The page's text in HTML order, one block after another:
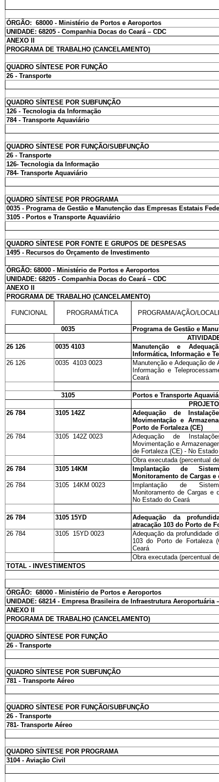
ÓRGÃO: 68000 - Ministério de Portos e Aeroportos
UNIDADE: 68205 - Companhia Docas do Ceará – CDC
ANEXO II
PROGRAMA DE TRABALHO (CANCELAMENTO)
QUADRO SÍNTESE POR FUNÇÃO
26 - Transporte
QUADRO SÍNTESE POR SUBFUNÇÃO
126 - Tecnologia da Informação
784 - Transporte Aquaviário
QUADRO SÍNTESE POR FUNÇÃO/SUBFUNÇÃO
26 - Transporte
126- Tecnologia da Informação
784- Transporte Aquaviário
QUADRO SÍNTESE POR PROGRAMA
0035 - Programa de Gestão e Manutenção das Empresas Estatais
3105 - Portos e Transporte Aquaviário
QUADRO SÍNTESE POR FONTE E GRUPOS DE DESPESAS
1495 - Recursos do Orçamento de Investimento
ÓRGÃO: 68000 - Ministério de Portos e Aeroportos
UNIDADE: 68205 - Companhia Docas do Ceará – CDC
ANEXO II
PROGRAMA DE TRABALHO (CANCELAMENTO)
FUNCIONAL PROGRAMÁTICA PROGRAMA/AÇÃO/
0035
Programa de Gestão e
26 126
0035 4103
Manutenção e
Informática, Informação e
26 126
0035 4103 0023
Manutenção e Adequação
Informação e
Ceará
3105
Portos e Transporte
26 784
3105 142Z
Adequação de
Movimentação e
Porto de Fortaleza (CE)
26 784
3105 142Z 0023
Adequação de
Movimentação e
de Fortaleza (CE) - No
Obra executada (percentual
26 784
3105 14KM
Implantação de
Monitoramento de Cargas e
26 784
3105 14KM 0023
Implantação de
Monitoramento de Cargas e
No Estado do Ceará
26 784 3105 15YD
Adequação da
atracação 103 do Porto de
26 784
3105 15YD 0023
Adequação da profundidade
103 do Porto de Fortaleza
Ceará
Obra executada (percentual
TOTAL - INVESTIMENTOS
ÓRGÃO: 68000 - Ministério de Portos e Aeroportos
UNIDADE: 68214 - Empresa Brasileira de Infraestrutura Aeroportuária
ANEXO II
PROGRAMA DE TRABALHO (CANCELAMENTO)
QUADRO SÍNTESE POR FUNÇÃO
26 - Transporte
QUADRO SÍNTESE POR SUBFUNÇÃO
781 - Transporte Aéreo
QUADRO SÍNTESE POR FUNÇÃO/SUBFUNÇÃO
26 - Transporte
781- Transporte Aéreo
QUADRO SÍNTESE POR PROGRAMA
3104 - Aviação Civil